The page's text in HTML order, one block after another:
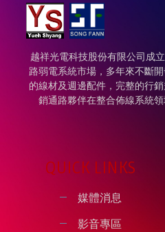
越祥光電科技股份有限公司成
路弱電系統市場，多年來不斷
的線材及週邊配件，完整的行
銷通路夥伴在整合佈線系統領
QUICK LINKS
媒體消息
影音專區